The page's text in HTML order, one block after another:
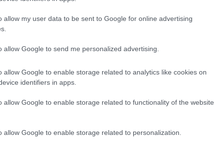
allow my user data to be sent to Google for online advertising
allow Google to send me personalized advertising.
allow Google to enable storage related to analytics like cookies on
identifiers in apps.
allow Google to enable storage related to functionality of the website
allow Google to enable storage related to personalization.
Descubre la riqueza
en el festival Sabor a
Hidalgo
María Vázquez · 2 Ago 2026
Cómo organizar la
prácticos para
maximizar el espacio
María Vázquez · 27 Jul 2026